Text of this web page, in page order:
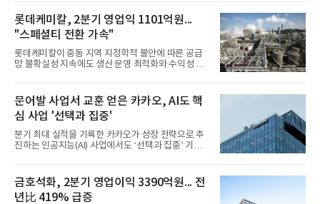
롯데케미칼, 2분기 영업익 1101억원...
"스페셜티 전환 가속"
롯데케미칼이 중동 지역 지정학적 불안에 따른 공급
망 불확실성 지속에도 생산 운영 최적화와 수익성 중
어갔다.롯데케미칼이 2026년 2분기 연결 기준 매출
액 5조6864억원, 영업이익 1101억원을 기록했다고 7
일 밝혔다. 사업별로는 기초화학 부문(롯데케미칼 기
초소재사업·LC타이탄·LC USA·롯데대산석화)이 매
출 3조9403억원, 영업이익 23억원을 기록했다. 정기
보수 영향과 원료 가격 변동에 따른 래깅 효과로 전분
기 대비 수익성은 둔화됐지만 흑자 전환 흐름을 유지
우호적인 환율 효과
문어발 사업서 교훈 얻은 카카오, AI도 핵
심 사업 '선택과 집중'
분기 최대 실적을 기록한 카카오가 성장 전략으로 추
진하는 인공지능(AI) 사업에서도 ‘선택과 집중’ 기조
라 투자에 나서는 것과 달리, 카카오는 ‘카카오톡’이
라는 플랫폼 경쟁력을 활용한 AI 에이전트 서비스에
집중하는 전략이다. 과거 무리한 사업 확장 과정에서
겪었던 시행착오를 되풀이하지 않고 핵심 역량에 집
금호석화, 2분기 영업이익 3390억원... 전
년比 419% 급증